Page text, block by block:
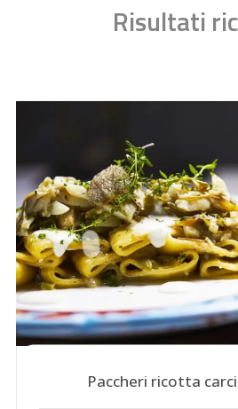
Risultati
Paccheri ricotta